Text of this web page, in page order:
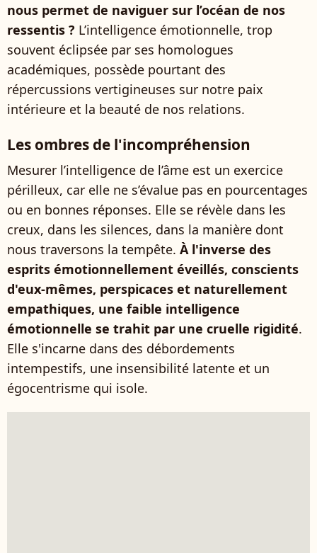
nous permet de naviguer sur l’océan de nos
ressentis ? L’intelligence émotionnelle, trop
souvent éclipsée par ses homologues
académiques, possède pourtant des
répercussions vertigineuses sur notre paix
intérieure et la beauté de nos relations.
Les ombres de l'incompréhension
Mesurer l’intelligence de l’âme est un exercice
périlleux, car elle ne s’évalue pas en pourcentages
ou en bonnes réponses. Elle se révèle dans les
creux, dans les silences, dans la manière dont
nous traversons la tempête. À l'inverse des
esprits émotionnellement éveillés, conscients
d'eux-mêmes, perspicaces et naturellement
empathiques, une faible intelligence
émotionnelle se trahit par une cruelle rigidité.
Elle s'incarne dans des débordements
intempestifs, une insensibilité latente et un
égocentrisme qui isole.